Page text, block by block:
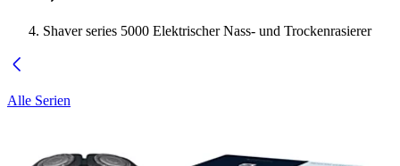
Shaver series 5000 Elektrischer Nass- und Trockenrasierer
Alle Serien